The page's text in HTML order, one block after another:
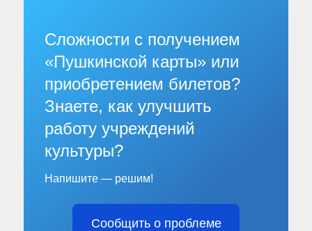
Сложности с получением
«Пушкинской карты» или
приобретением билетов?
Знаете, как улучшить
работу учреждений
культуры?
Напишите — решим!
Сообщить о проблеме